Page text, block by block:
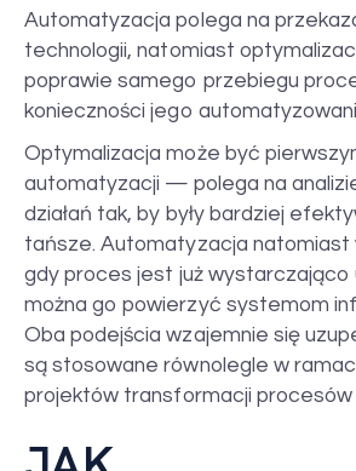
Automatyzacja polega na
technologii, natomiast
poprawie samego przebiegu
konieczności jego
Optymalizacja może być
automatyzacji — polega na
działań tak, by były bardziej
tańsze. Automatyzacja natomiast
gdy proces jest już wystarczająco
można go powierzyć systemom
Oba podejścia wzajemnie się
są stosowane równolegle w
projektów transformacji procesów